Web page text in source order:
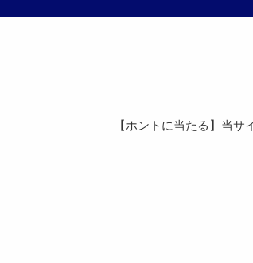
【ホントに当たる】当